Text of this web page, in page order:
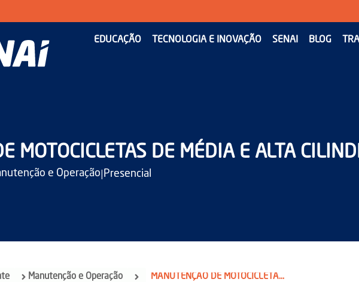
EDUCAÇÃO TECNOLOGIA E INOVAÇÃO SENAI BLOG
MOTOCICLETAS DE MÉDIA E ALTA
e Operação| Presencial
Manutenção e Operação MANUTENÇÃO DE MOTOCICLETAS DE MÉDIA E ALTA CILINDRADA